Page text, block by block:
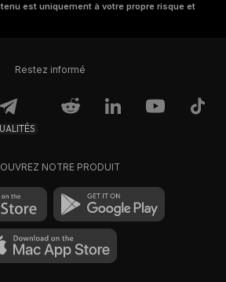
est uniquement à votre propre risque et
Restez informé
NOTRE PRODUIT